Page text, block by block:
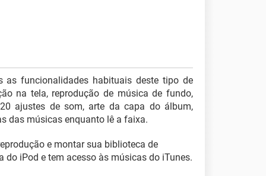
as funcionalidades habituais deste tipo de
na tela, reprodução de música de fundo,
ajustes de som, arte da capa do álbum,
das músicas enquanto lê a faixa.
e montar sua biblioteca de
iPod e tem acesso às músicas do iTunes.